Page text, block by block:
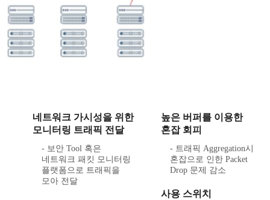
네트워크 가시성을 위한
모니터링 트래픽 전달
- 보안 Tool 혹은
네트워크 패킷 모니터링
플랫폼으로 트래픽을
모아 전달
높은 버퍼를 이용한
혼잡 회피
- 트래픽 Aggregation시
혼잡으로 인한 Packet
Drop 문제 감소
사용 스위치